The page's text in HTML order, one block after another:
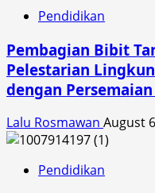
Pendidikan
Pembagian Bibit
Pelestarian
dengan
Lalu Rosmawan August
Pendidikan